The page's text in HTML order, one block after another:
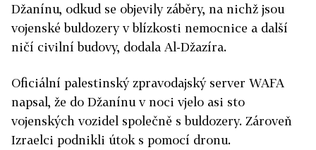
Džanínu, odkud se objevily záběry, na nichž jsou
vojenské buldozery v blízkosti nemocnice a další
ničí civilní budovy, dodala Al-Džazíra.
Oficiální palestinský zpravodajský server WAFA
napsal, že do Džanínu v noci vjelo asi sto
vojenských vozidel společně s buldozery. Zároveň
Izraelci podnikli útok s pomocí dronu.